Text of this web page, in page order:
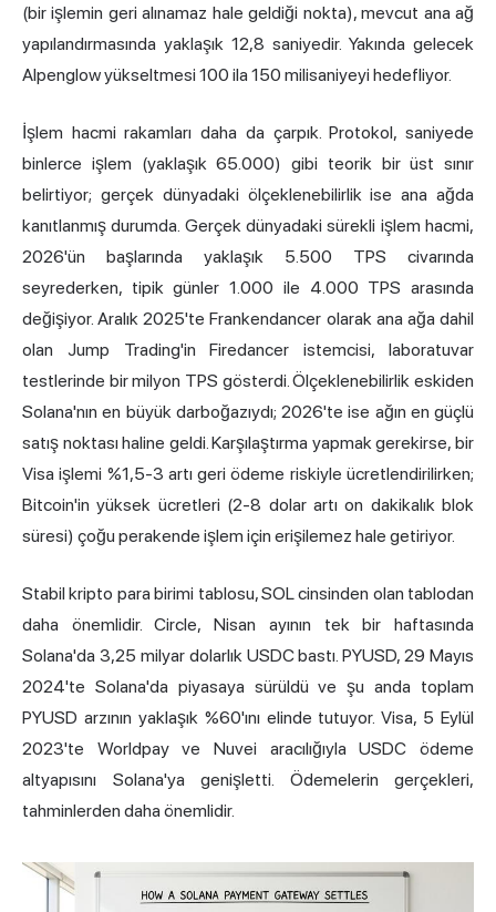
(bir işlemin geri alınamaz hale geldiği nokta), mevcut ana ağ
yapılandırmasında yaklaşık 12,8 saniyedir. Yakında gelecek
Alpenglow yükseltmesi 100 ila 150 milisaniyeyi hedefliyor.
İşlem hacmi rakamları daha da çarpık. Protokol, saniyede
binlerce işlem (yaklaşık 65.000) gibi teorik bir üst sınır
belirtiyor; gerçek dünyadaki ölçeklenebilirlik ise ana ağda
kanıtlanmış durumda. Gerçek dünyadaki sürekli işlem hacmi,
2026'ün başlarında yaklaşık 5.500 TPS civarında
seyrederken, tipik günler 1.000 ile 4.000 TPS arasında
değişiyor. Aralık 2025'te Frankendancer olarak ana ağa dahil
olan Jump Trading'in Firedancer istemcisi, laboratuvar
testlerinde bir milyon TPS gösterdi. Ölçeklenebilirlik eskiden
Solana'nın en büyük darboğazıydı; 2026'te ise ağın en güçlü
satış noktası haline geldi. Karşılaştırma yapmak gerekirse, bir
Visa işlemi %1,5-3 artı geri ödeme riskiyle ücretlendirilirken;
Bitcoin'in yüksek ücretleri (2-8 dolar artı on dakikalık blok
süresi) çoğu perakende işlem için erişilemez hale getiriyor.
Stabil kripto para birimi tablosu, SOL cinsinden olan tablodan
daha önemlidir. Circle, Nisan ayının tek bir haftasında
Solana'da 3,25 milyar dolarlık USDC bastı. PYUSD, 29 Mayıs
2024'te Solana'da piyasaya sürüldü ve şu anda toplam
PYUSD arzının yaklaşık %60'ını elinde tutuyor. Visa, 5 Eylül
2023'te Worldpay ve Nuvei aracılığıyla USDC ödeme
altyapısını Solana'ya genişletti. Ödemelerin gerçekleri,
tahminlerden daha önemlidir.